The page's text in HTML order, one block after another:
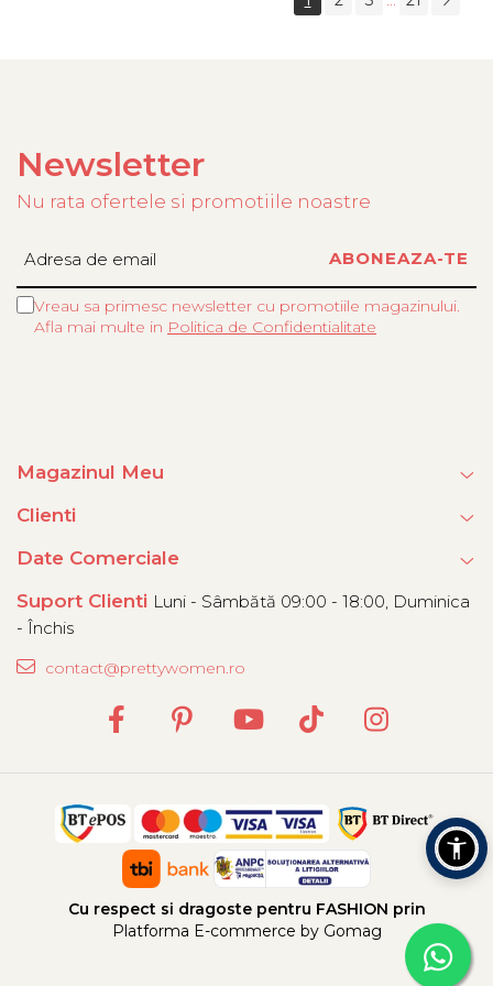
Newsletter
Nu rata ofertele si promotiile noastre
Vreau sa primesc newsletter cu promotiile magazinului.
Afla mai multe in Politica de Confidentialitate
Magazinul Meu
Clienti
Date Comerciale
Suport Clienti Luni - Sâmbătă 09:00 - 18:00, Duminica
- Închis
contact@prettywomen.ro
Cu respect si dragoste pentru FASHION prin
Platforma E-commerce by Gomag